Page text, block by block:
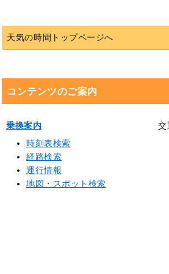
天気の時間トップページへ
コンテンツのご案内
乗換案内
時刻表検索
経路検索
運行情報
地図・スポット検索
交